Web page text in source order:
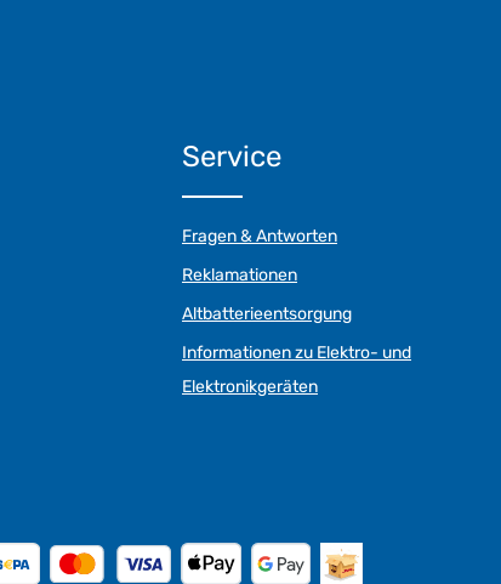
Service
Fragen & Antworten
Reklamationen
Altbatterieentsorgung
Informationen zu Elektro- und
Elektronikgeräten